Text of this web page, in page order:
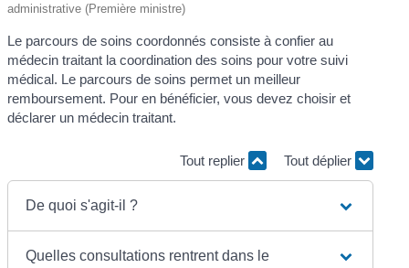
administrative (Première ministre)
Le parcours de soins coordonnés consiste à confier au
médecin traitant la coordination des soins pour votre suivi
médical. Le parcours de soins permet un meilleur
remboursement. Pour en bénéficier, vous devez choisir et
déclarer un médecin traitant.
Tout replier Tout déplier
De quoi s'agit-il ?
Quelles consultations rentrent dans le